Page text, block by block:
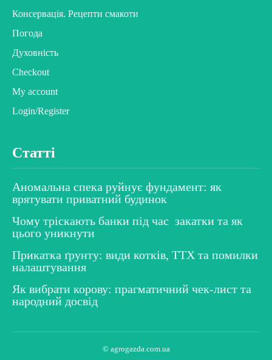
Консервація. Рецепти смакоти
Погода
Духовність
Checkout
My account
Login/Register
Статті
Аномальна спека руйнує фундамент: як
врятувати приватний будинок
Чому тріскають банки під час закатки та як
цього уникнути
Прикатка ґрунту: види котків, ТТХ та помилки
налаштування
Як вибрати корову: прагматичний чек-лист та
народний досвід
© agrogazda.com.ua